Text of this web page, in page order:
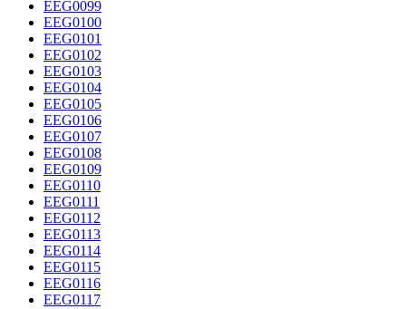
EEG0099
EEG0100
EEG0101
EEG0102
EEG0103
EEG0104
EEG0105
EEG0106
EEG0107
EEG0108
EEG0109
EEG0110
EEG0111
EEG0112
EEG0113
EEG0114
EEG0115
EEG0116
EEG0117